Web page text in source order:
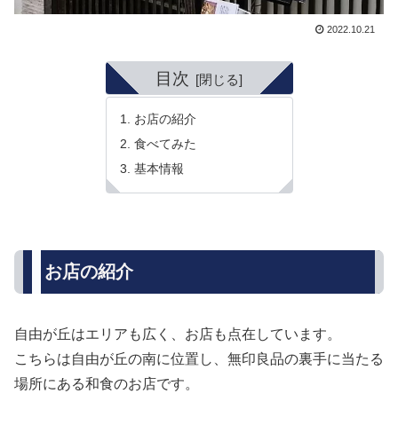
2022.10.21
目次
お店の紹介
食べてみた
基本情報
お店の紹介
自由が丘はエリアも広く、お店も点在しています。
こちらは自由が丘の南に位置し、無印良品の裏手に当たる
場所にある和食のお店です。